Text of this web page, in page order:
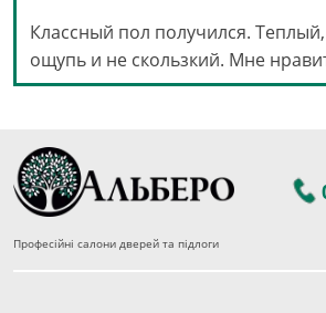
Классный пол получился.
ощупь и не скользкий. Мне
Професійні салони дверей та підлоги